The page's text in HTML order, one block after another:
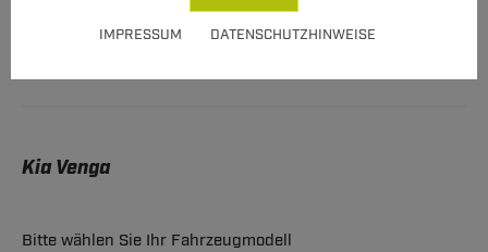
IMPRESSUM DATENSCHUTZHINWEISE
Kia Venga
Bitte wählen Sie Ihr Fahrzeugmodell